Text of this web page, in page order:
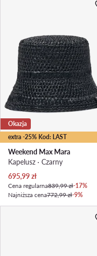
extra -25% Kod: LAST
Okazja
Weekend Max Mara
Kapelusz · Czarny
Aktualna cena
695,99zł
Cena regularna839,99 zł-17%
Najniższa cena772,99 zł-9%